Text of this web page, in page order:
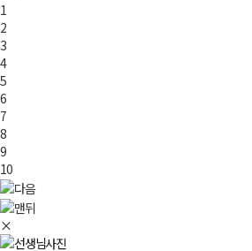
1
2
3
4
5
6
7
8
9
10
×